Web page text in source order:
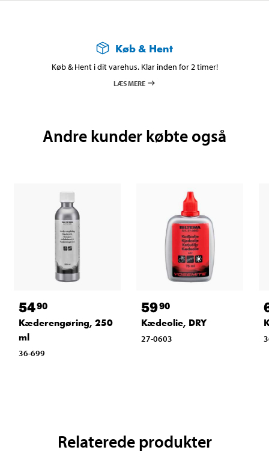
Køb & Hent
Køb & Hent i dit varehus. Klar inden for 2 timer!
LÆS MERE
Andre kunder købte også
5490
Kæderengøring, 250
ml
36-699
5990
Kædeolie, DRY
27-0603
Relaterede produkter